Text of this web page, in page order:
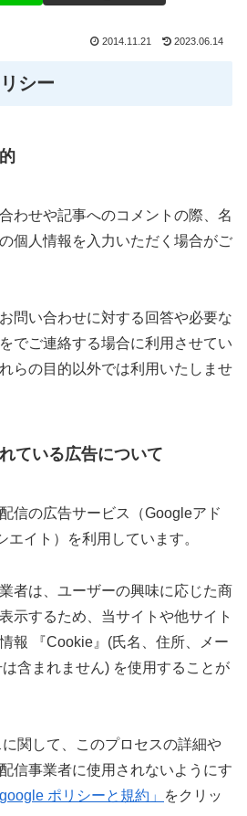
2014.11.21 2023.06.14
シー
わせや記事へのコメントの際、名
個人情報を入力いただく場合がご
問い合わせに対する回答や必要な
でご連絡する場合に利用させてい
らの目的以外では利用いたしませ
ている広告について
信の広告サービス（Googleアド
イト）を利用しています。
者は、ユーザーの興味に応じた商
示するため、当サイトや他サイト
報 『Cookie』(氏名、住所、メー
含まれません) を使用することが
関して、このプロセスの詳細や
信事業者に使用されないようにす
google ポリシーと規約」
をクリッ